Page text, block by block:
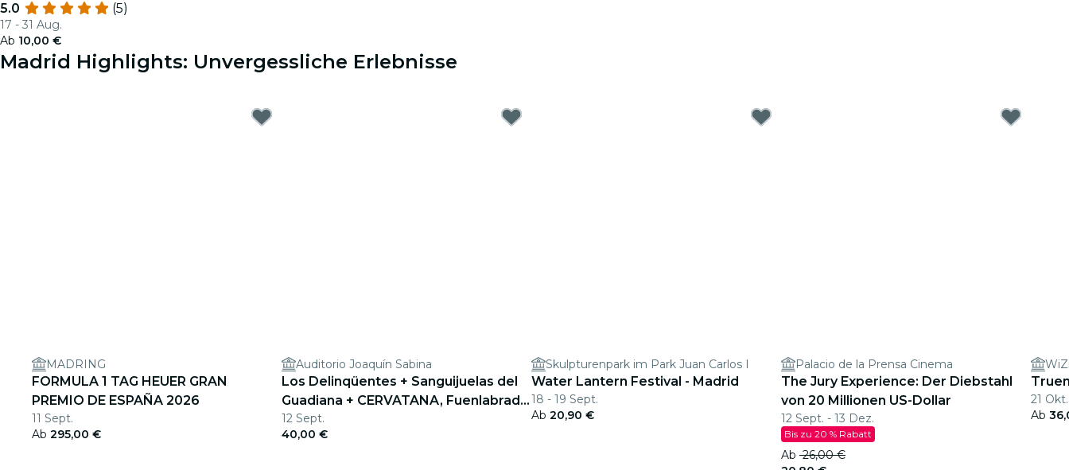
5.0
(5)
17 - 31 Aug.
Ab 10,00 €
Madrid Highlights: Unvergessliche Erlebnisse
MADRING
FORMULA 1 TAG HEUER GRAN
PREMIO DE ESPAÑA 2026
11 Sept.
Ab 295,00 €
Auditorio Joaquín Sabina
Los Delinqüentes + Sanguijuelas del
Guadiana + CERVATANA, Fuenlabrada
2026
12 Sept.
40,00 €
Skulpturenpark im Park Juan Carlos I
Water Lantern Festival - Madrid
18 - 19 Sept.
Ab 20,90 €
Palacio de la Prensa Cinema
The Jury Experience: Der Diebstahl
von 20 Millionen US-Dollar
12 Sept. - 13 Dez.
Bis zu 20 % Rabatt
Ab 26,00 €
21 Okt.
Ab